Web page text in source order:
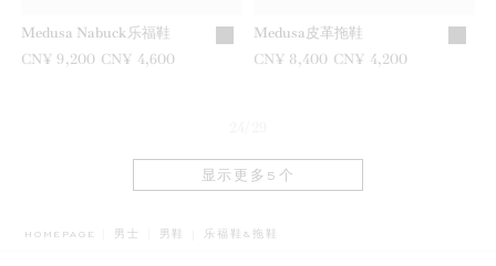
Medusa Nabuck乐福鞋
之前是
CN¥ 9,200 现在是
CN¥ 4,600
Medusa皮革拖鞋
之前是
CN¥ 8,400 现在是
CN¥ 4,200
显示更多5个
HOMEPAGE 男士 男鞋 BREADCRUMB.ADA.LABEL.CURRENT
乐福鞋&拖鞋